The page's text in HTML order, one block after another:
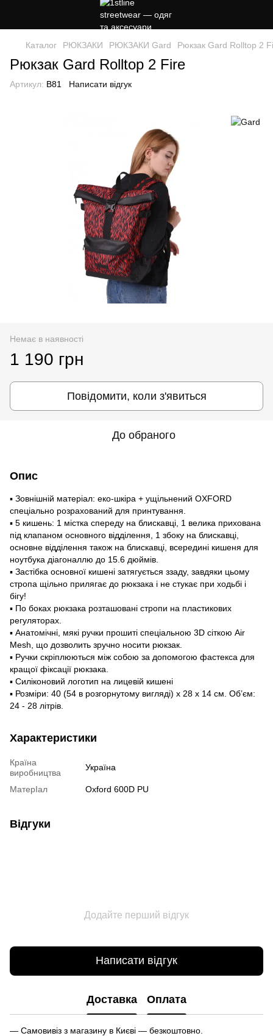
Каталог РЮКЗАКИ РЮКЗАКИ Gard Рюкзак Gard Rolltop 2
Рюкзак Gard Rolltop 2 Fire
Артикул: B81 Написати відгук
Немає в наявності
1 190 грн
Повідомити, коли з'явиться
До обраного
Опис
▪ Зовнішній матеріал: еко-шкіра + ущільнений OXFORD
спеціально розрахований для принтування.
▪ 5 кишень: 1 містка спереду на блискавці, 1 велика прихована
під клапаном основного відділення, 1 збоку на блискавці,
основне відділення також на блискавці, всередині кишеня для
ноутбука діагоналлю до 15.6 дюймів.
▪ Застібка основної кишені затягується ззаду, завдяки цьому
стропа щільно прилягає до рюкзака і не стукає при ходьбі і
бігу!
▪️ По боках рюкзака розташовані стропи на пластикових
регуляторах.
▪ Анатомічні, мякі ручки прошиті спеціальною 3D сіткою Air
Mesh, що дозволить зручно носити рюкзак.
▪️ Ручки скріплюються між собою за допомогою фастекса для
кращої фіксації рюкзака.
▪ Силіконовий логотип на лицевій кишені
▪️ Розміри: 40 (54 в розгорнутому вигляді) х 28 х 14 см. Об’єм:
24 - 28 літрів.
Характеристики
Країна
виробництва
Україна
МатерІал Oxford 600D PU
Відгуки
Додайте перший відгук
Написати відгук
Доставка Оплата
— Самовивіз з магазину в Києві — безкоштовно.